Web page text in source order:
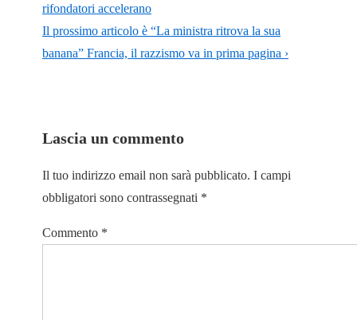
rifondatori accelerano
Il prossimo articolo è “La ministra ritrova la sua
banana” Francia, il razzismo va in prima pagina ›
Lascia un commento
Il tuo indirizzo email non sarà pubblicato. I campi
obbligatori sono contrassegnati *
Commento *